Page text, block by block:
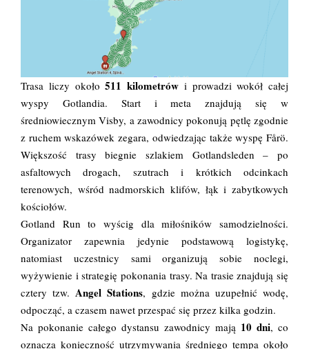
Trasa liczy około511 kilometrów i prowadzi wokół całej
wyspy Gotlandia. Start i meta znajdują się w
średniowiecznym Visby, a zawodnicy pokonują pętlę zgodnie
z ruchem wskazówek zegara, odwiedzając także wyspę Fårö.
Większość trasy biegnie szlakiem Gotlandsleden – po
asfaltowych drogach, szutrach i krótkich odcinkach
terenowych, wśród nadmorskich klifów, łąk i zabytkowych
kościołów.
Gotland Run to wyścig dla miłośników samodzielności.
Organizator zapewnia jedynie podstawową logistykę,
natomiast uczestnicy sami organizują sobie noclegi,
wyżywienie i strategię pokonania trasy. Na trasie znajdują się
cztery tzw.Angel Stations, gdzie można uzupełnić wodę,
odpocząć, a czasem nawet przespać się przez kilka godzin.
Na pokonanie całego dystansu zawodnicy mają 10 dni, co
oznacza konieczność utrzymywania średniego tempa około